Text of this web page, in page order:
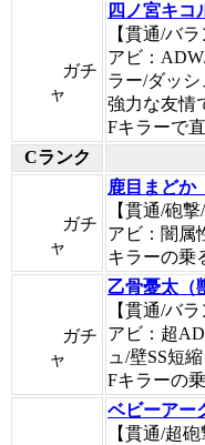
ガチ
ャ
四ノ宮キコ
【貫通/バ
アビ：
ラー/ダッシ
強力な友情
Fキラーで
Cランク
ガチ
ャ
鹿目まどか
【貫通/砲撃
アビ：闇属
キラーの乗
ガチ
ャ
乙骨憂太（
【貫通/バ
アビ：超
ュ/壁SS短縮
Fキラーの
ベビーアー
【貫通/超